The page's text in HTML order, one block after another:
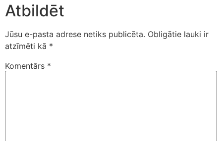
Atbildēt
Jūsu e-pasta adrese netiks publicēta. Obligātie lauki ir
atzīmēti kā *
Komentārs *